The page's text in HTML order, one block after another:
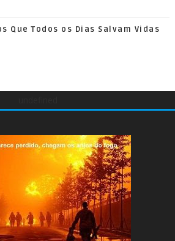
Que Todos os Dias Salvam Vidas